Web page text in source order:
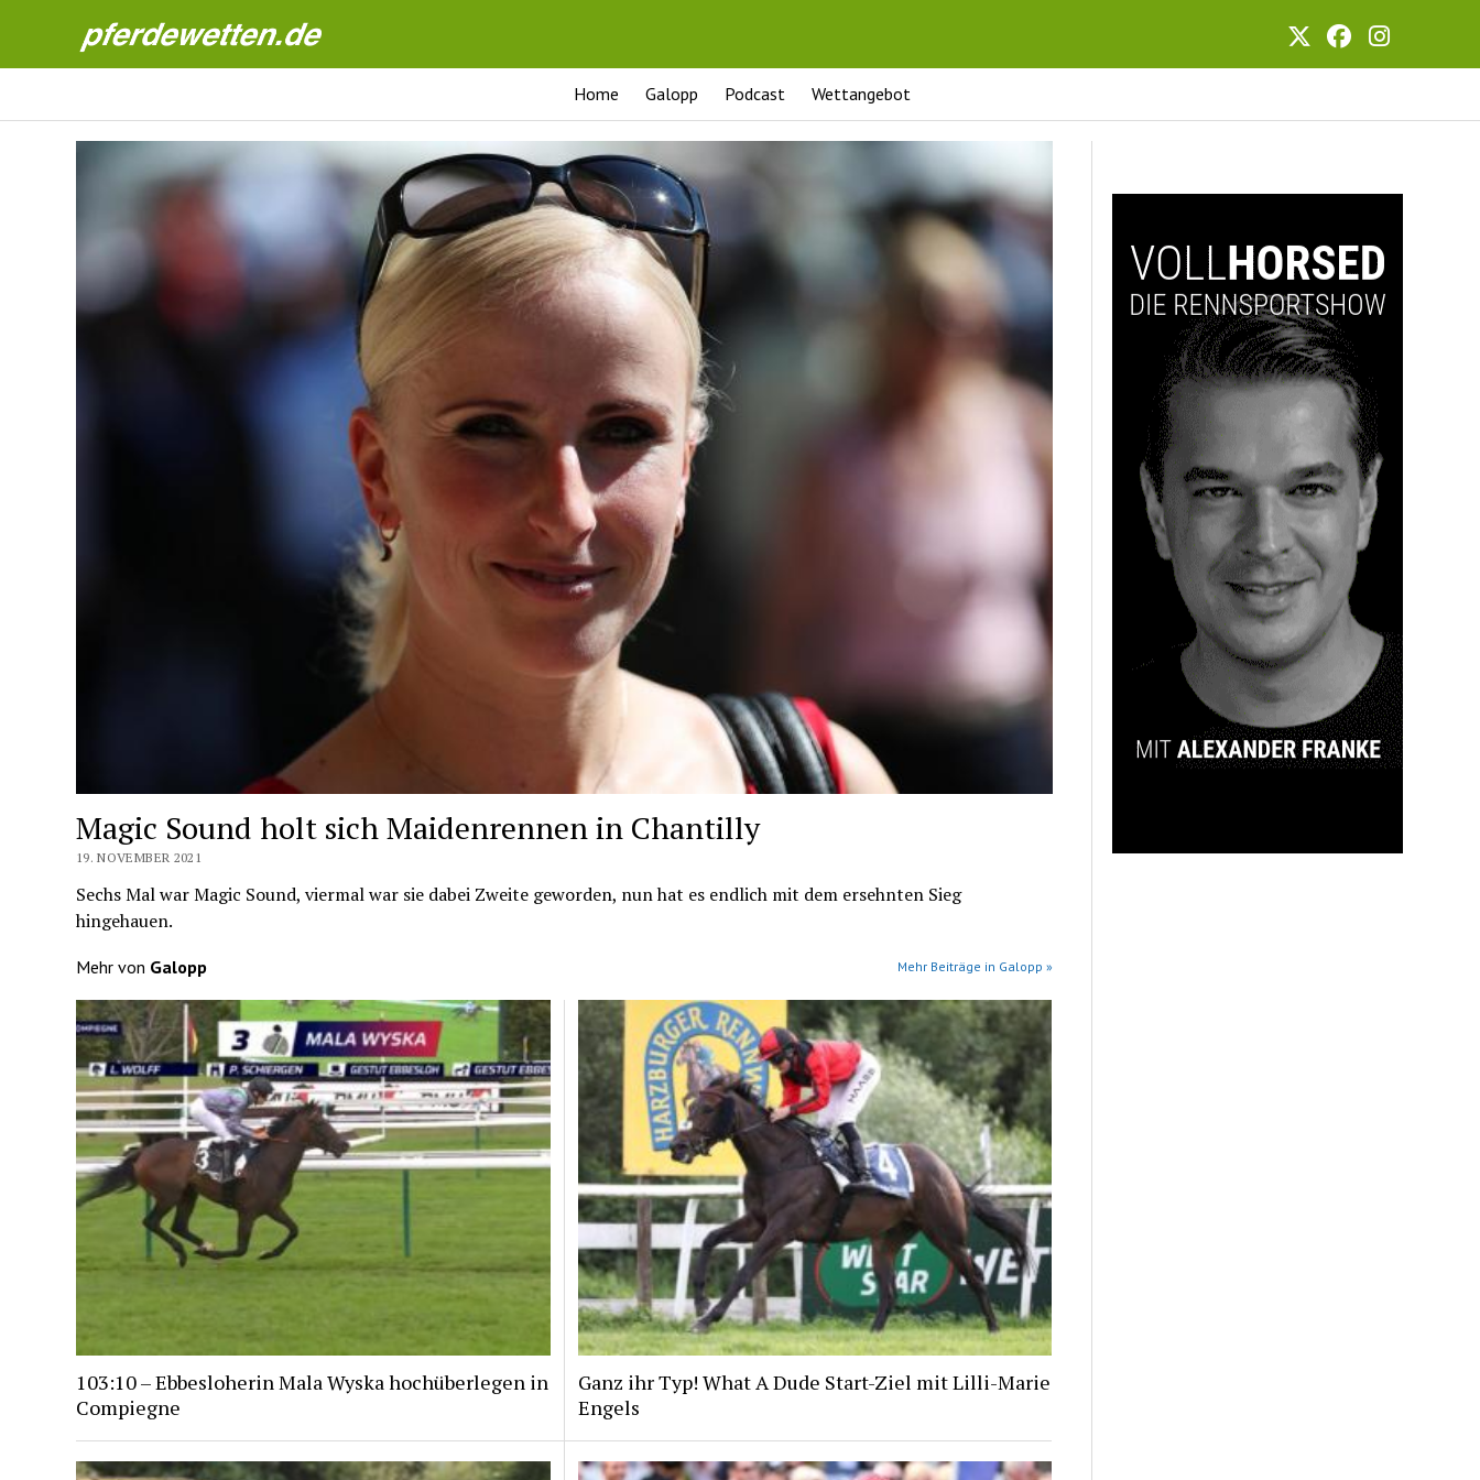
Pferdewetten News
Home Galopp Podcast Wettangebot
Magic Sound holt sich Maidenrennen in Chantilly
19. NOVEMBER 2021
Sechs Mal war Magic Sound, viermal war sie dabei Zweite geworden, nun hat es endlich mit dem ersehnten Sieg
hingehauen.
Mehr von Galopp Mehr Beiträge in Galopp »
103:10 – Ebbesloherin Mala Wyska hochüberlegen in
Compiegne
Ganz ihr Typ! What A Dude Start-Ziel mit Lilli-Marie
Engels